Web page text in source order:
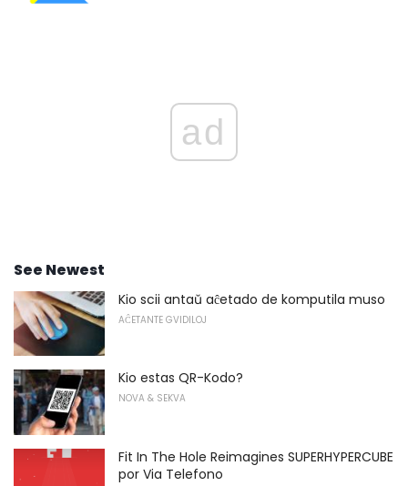
ad
See Newest
Kio scii antaŭ aĉetado de komputila muso
AĈETANTE GVIDILOJ
Kio estas QR-Kodo?
NOVA & SEKVA
Fit In The Hole Reimagines SUPERHYPERCUBE
por Via Telefono